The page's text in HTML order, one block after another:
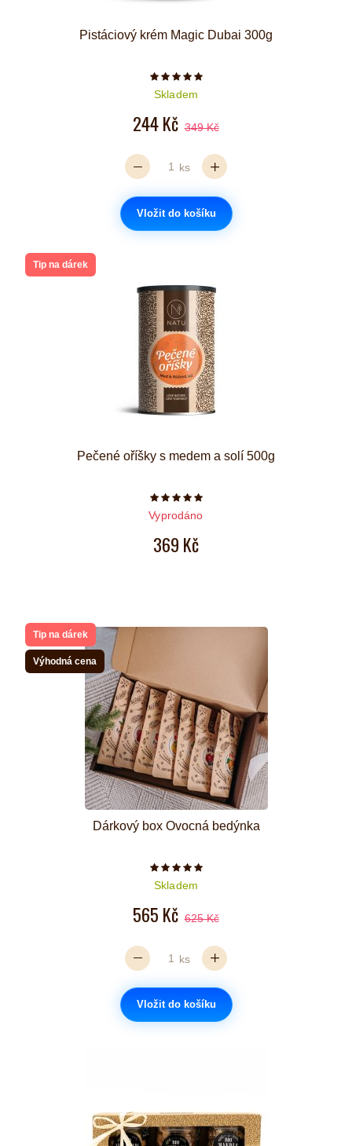
Pistáciový krém Magic Dubai 300g
Počet hvězdiček je 5 z 5
Skladem
244 Kč 349 Kč
ks
Vložit do košíku
Tip na dárek
Pečené oříšky s medem a solí 500g
Počet hvězdiček je 5 z 5
Vyprodáno
369 Kč
Tip na dárek
Výhodná cena
Dárkový box Ovocná bedýnka
Počet hvězdiček je 5 z 5
Skladem
565 Kč 625 Kč
ks
Vložit do košíku